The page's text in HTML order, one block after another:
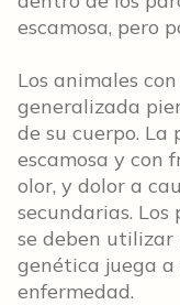
escamosa, pero
Los animales
generalizada
de su cuerpo. La
escamosa y con
olor, y dolor a
secundarias.
se deben utilizar
genética juega
enfermedad.